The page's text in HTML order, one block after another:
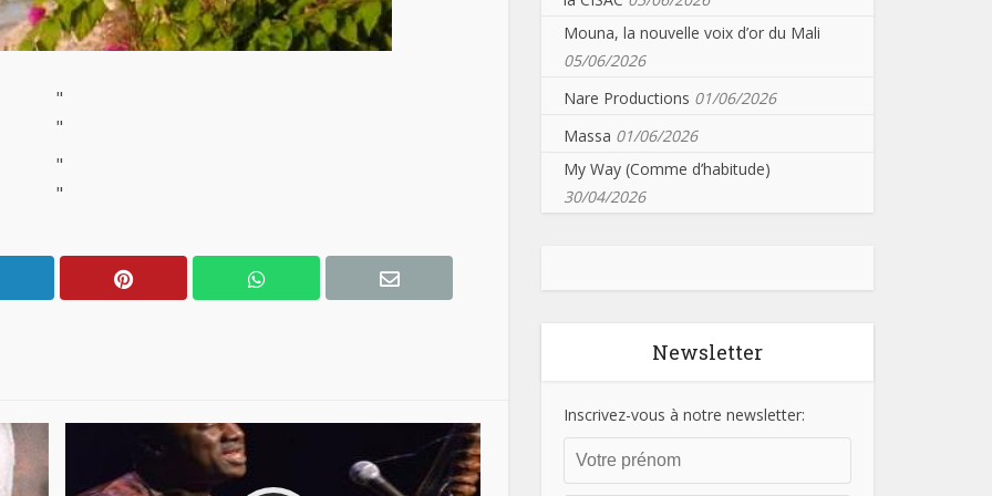
"
"
"
"
Mouna, la nouvelle voix d’or du Mali
05/06/2026
Nare Productions 01/06/2026
Massa 01/06/2026
My Way (Comme d’habitude)
30/04/2026
Newsletter
Inscrivez-vous à notre newsletter: